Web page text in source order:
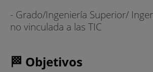
- Grado/Ingeniería Superior/
no vinculada a las TIC
🏁 Objetivos